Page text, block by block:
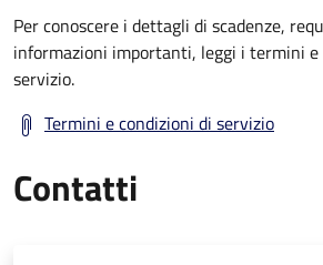
Per conoscere i dettagli di scadenze,
informazioni importanti, leggi i termini e
servizio.
Termini e condizioni di servizio
Contatti